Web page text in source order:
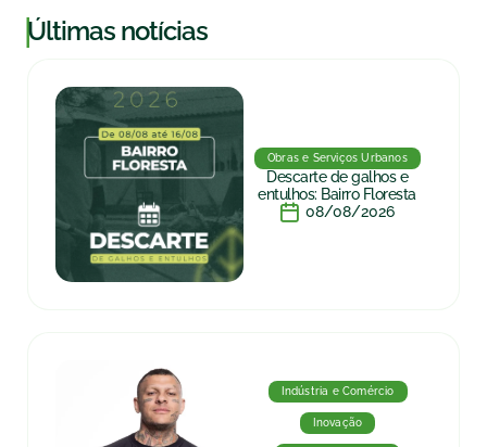
|Últimas notícias
Obras e Serviços Urbanos
Descarte de galhos e
entulhos: Bairro Floresta
08/08/2026
Indústria e Comércio
Inovação